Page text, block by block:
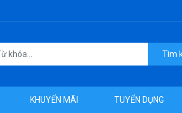
Tìm
KHUYẾN MÃI TUYỂN DỤNG